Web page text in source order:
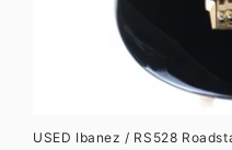
USED Ibanez / RS528